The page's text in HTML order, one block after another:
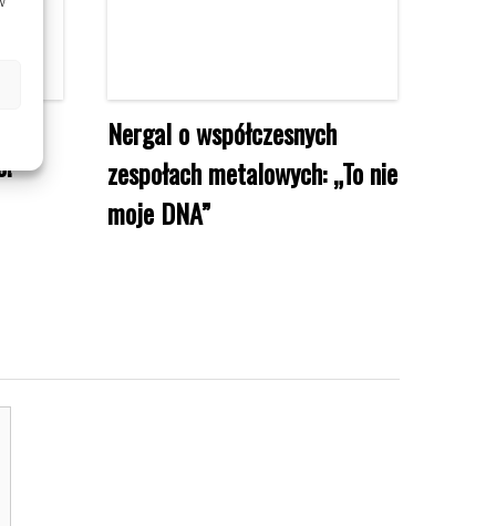
Nergal o współczesnych
zespołach metalowych: „To nie
moje DNA”